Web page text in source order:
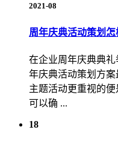
2021-08
周年庆典活动策划怎
在企业周年庆典典
年庆典活动策划方
主题活动更重视的
可以确 ...
18